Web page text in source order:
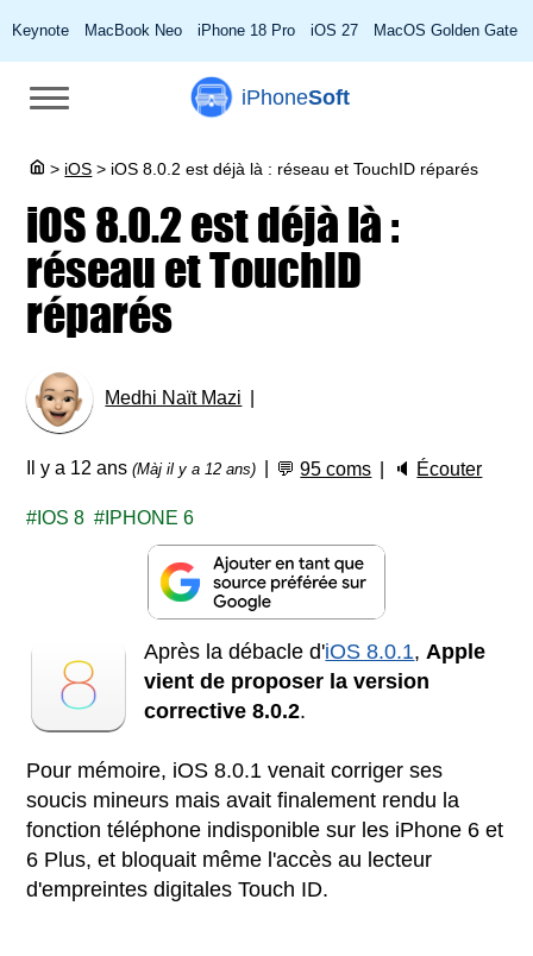
Keynote MacBook Neo iPhone 18 Pro iOS 27 MacOS Golden Gate
iPhoneSoft
> iOS > iOS 8.0.2 est déjà là : réseau et TouchID réparés
iOS 8.0.2 est déjà là :
réseau et TouchID
réparés
Medhi Naït Mazi
Il y a 12 ans(Màj il y a 12 ans) 💬95 coms 🔈 Écouter
IOS 8 IPHONE 6
Après la débacle d'iOS 8.0.1, Apple
vient de proposer la version
corrective 8.0.2.
Pour mémoire, iOS 8.0.1 venait corriger ses
soucis mineurs mais avait finalement rendu la
fonction téléphone indisponible sur les iPhone 6 et
6 Plus, et bloquait même l'accès au lecteur
d'empreintes digitales Touch ID.